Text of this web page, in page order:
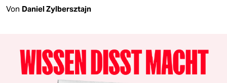
Von Daniel Zylbersztajn